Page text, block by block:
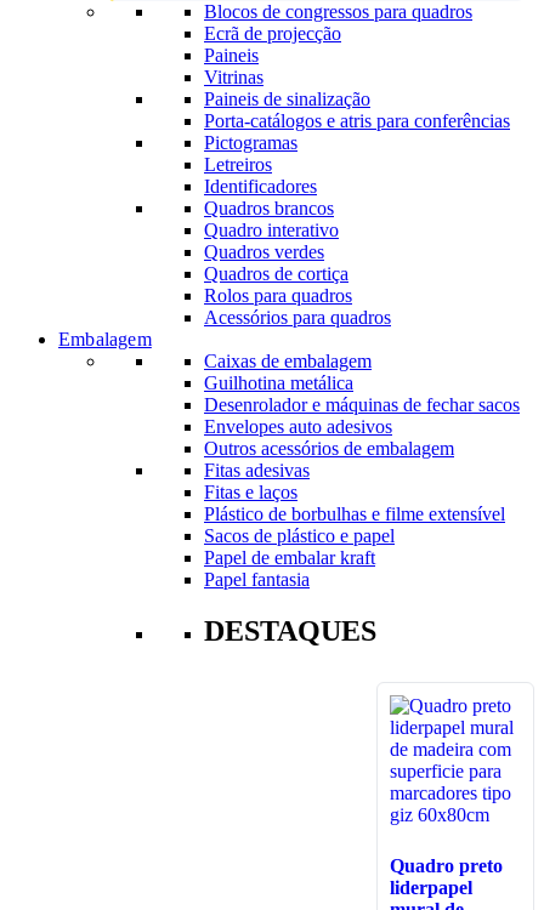
Blocos de congressos para quadros
Ecrã de projecção
Paineis
Vitrinas
Paineis de sinalização
Porta-catálogos e atris para conferências
Pictogramas
Letreiros
Identificadores
Quadros brancos
Quadro interativo
Quadros verdes
Quadros de cortiça
Rolos para quadros
Acessórios para quadros
Embalagem
Caixas de embalagem
Guilhotina metálica
Desenrolador e máquinas de fechar sacos
Envelopes auto adesivos
Outros acessórios de embalagem
Fitas adesivas
Fitas e laços
Plástico de borbulhas e filme extensível
Sacos de plástico e papel
Papel de embalar kraft
Papel fantasia
DESTAQUES
Quadro preto
liderpapel